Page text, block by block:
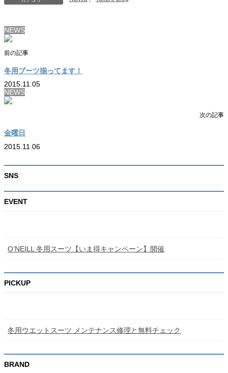
NEWS
前の記事
冬用ブーツ揃ってます！
2015.11.05
NEWS
次の記事
金曜日
2015.11.06
SNS
EVENT
O’NEILL 冬用スーツ【いま得キャンペーン】開催
PICKUP
冬用ウエットスーツ メンテナンス修理と無料チェック
BRAND